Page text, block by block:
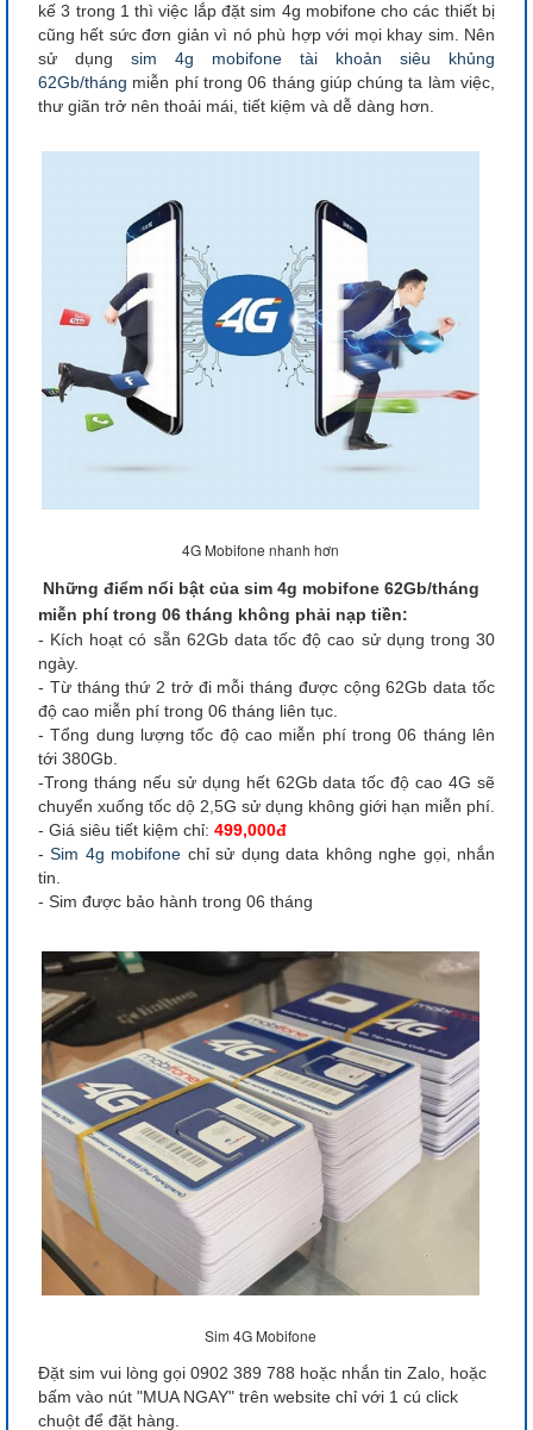
kế 3 trong 1 thì việc lắp đặt sim 4g mobifone cho các thiết bị
cũng hết sức đơn giản vì nó phù hợp với mọi khay sim. Nên
sử dụng sim 4g mobifone tài khoản siêu khủng
62Gb/tháng miễn phí trong 06 tháng giúp chúng ta làm việc,
thư giãn trở nên thoải mái, tiết kiệm và dễ dàng hơn.
4G Mobifone nhanh hơn
Những điểm nổi bật của sim 4g mobifone 62Gb/tháng
miễn phí trong 06 tháng không phải nạp tiền:
- Kích hoạt có sẵn 62Gb data tốc độ cao sử dụng trong 30
ngày.
- Từ tháng thứ 2 trở đi mỗi tháng được cộng 62Gb data tốc
độ cao miễn phí trong 06 tháng liên tục.
- Tổng dung lượng tốc độ cao miễn phí trong 06 tháng lên
tới 380Gb.
-Trong tháng nếu sử dụng hết 62Gb data tốc độ cao 4G sẽ
chuyển xuống tốc dộ 2,5G sử dụng không giới hạn miễn phí.
- Giá siêu tiết kiệm chỉ: 499,000đ
-Sim 4g mobifone chỉ sử dụng data không nghe gọi, nhắn
tin.
- Sim được bảo hành trong 06 tháng
Sim 4G Mobifone
Đặt sim vui lòng gọi 0902 389 788 hoặc nhắn tin Zalo, hoặc
bấm vào nút "MUA NGAY" trên website chỉ với 1 cú click
chuột để đặt hàng.